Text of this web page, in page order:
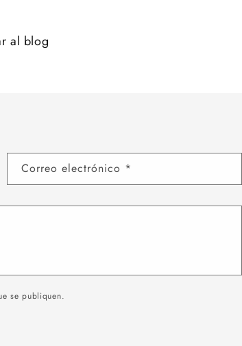
al blog
Correo electrónico *
se publiquen.